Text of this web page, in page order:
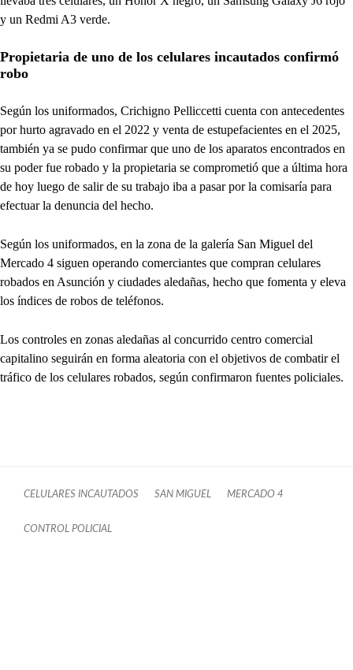
y un Redmi A3 verde.
Propietaria de uno de los celulares incautados confirmó
robo
Según los uniformados, Crichigno Pelliccetti cuenta con antecedentes
por hurto agravado en el 2022 y venta de estupefacientes en el 2025,
también ya se pudo confirmar que uno de los aparatos encontrados en
su poder fue robado y la propietaria se comprometió que a última hora
de hoy luego de salir de su trabajo iba a pasar por la comisaría para
efectuar la denuncia del hecho.
Según los uniformados, en la zona de la galería San Miguel del
Mercado 4 siguen operando comerciantes que compran celulares
robados en Asunción y ciudades aledañas, hecho que fomenta y eleva
los índices de robos de teléfonos.
Los controles en zonas aledañas al concurrido centro comercial
capitalino seguirán en forma aleatoria con el objetivos de combatir el
tráfico de los celulares robados, según confirmaron fuentes policiales.
CELULARES INCAUTADOS SAN MIGUEL MERCADO 4
CONTROL POLICIAL